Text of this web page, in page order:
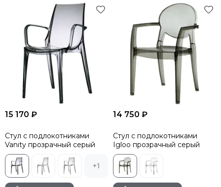
15 170 ₽
Стул с подлокотниками
Vanity прозрачный серый
+1
14 750 ₽
Стул с подлокотниками
Igloo прозрачный серый